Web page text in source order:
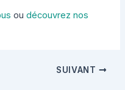
oudécouvrez nos
SUIVANT